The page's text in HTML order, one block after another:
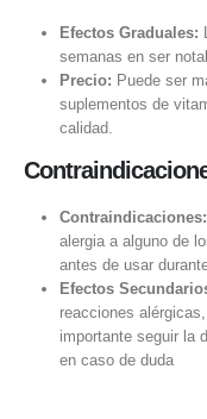
Efectos Graduales:
semanas en ser
Precio: Puede ser
suplementos de
calidad.
Contraindicaciones:
alergia a alguno de
antes de usar
Efectos
reacciones
importante seguir la
en caso de duda